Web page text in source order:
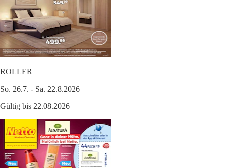
ROLLER
So. 26.7. - Sa. 22.8.2026
Gültig bis 22.08.2026